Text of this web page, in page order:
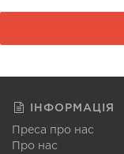
ІНФОРМАЦІЯ
Преса про нас
Про нас